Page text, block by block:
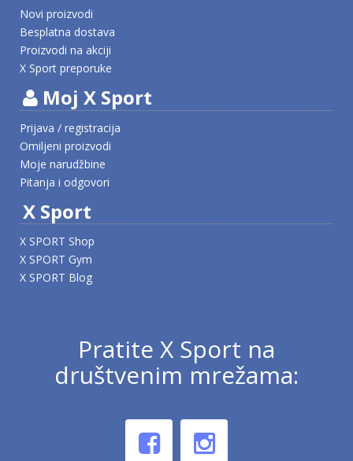
Novi proizvodi
Besplatna dostava
Proizvodi na akciji
X Sport preporuke
Moj X Sport
Prijava / registracija
Omiljeni proizvodi
Moje narudžbine
Pitanja i odgovori
X Sport
X SPORT Shop
X SPORT Gym
X SPORT Blog
Pratite X Sport na
društvenim mrežama: